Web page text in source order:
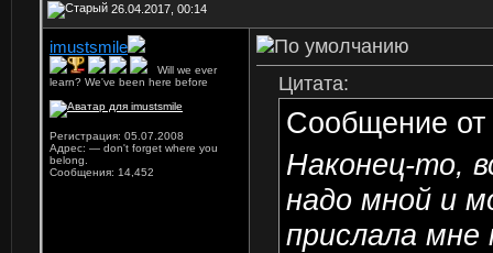
26.04.2017, 00:14
imustsmile
Will we ever
learn? We've been here before
Регистрация: 05.07.2008
Адрес: — don't forget where you
belong.
Сообщения: 14,452
Цитата:
Сообщение от
Наконец-то,
надо мной и
прислала мне